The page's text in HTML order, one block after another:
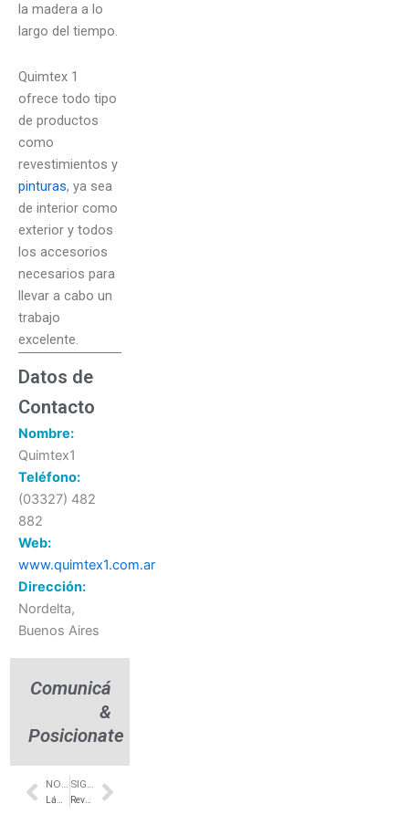
la madera a lo
largo del tiempo.
Quimtex 1
ofrece todo tipo
de productos
como
revestimientos y
pinturas, ya sea
de interior como
exterior y todos
los accesorios
necesarios para
llevar a cabo un
trabajo
excelente.
Datos de
Contacto
Nombre:
Quimtex1
Teléfono:
(03327) 482
882
Web:
www.quimtex1.com.ar
Dirección:
Nordelta,
Buenos Aires
Comunicá
&
Posicionate
Prev
NOTA ANTERIOR SIGUIENTE NOTA Next